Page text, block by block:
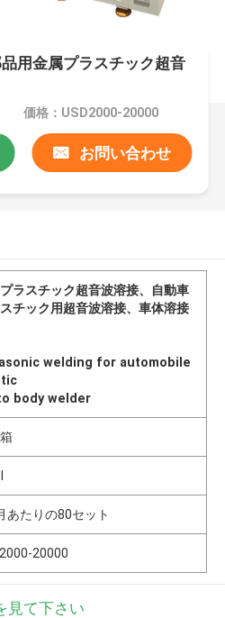
用金属プラスチック超音
価格：USD2000-20000
お問い合わせ
ラスチック超音波溶接、自動車
チック用超音波溶接、車体溶接
welding for automobile
body welder
あたりの80セット
20000
見て下さい